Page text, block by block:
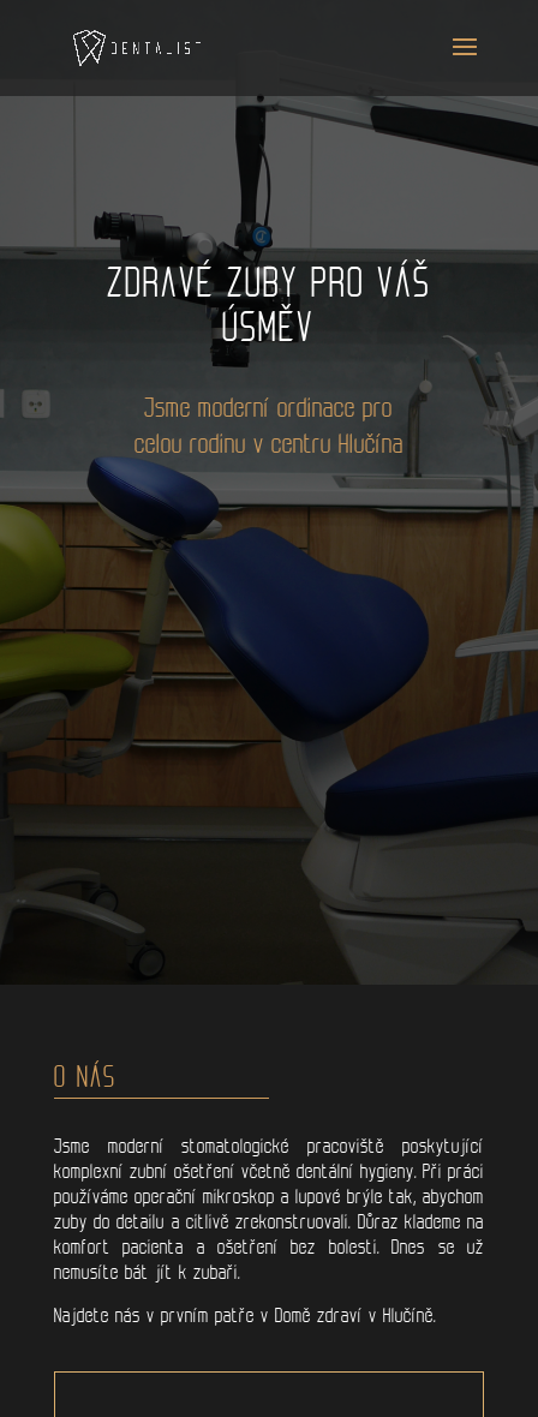
ZDRAVÉ ZUBY PRO VÁŠ
ÚSMĚV
Jsme moderní ordinace pro
celou rodinu v centru Hlučína
O NÁS
Jsme moderní stomatologické pracoviště poskytující
komplexní zubní ošetření včetně dentální hygieny. Při práci
používáme operační mikroskop a lupové brýle tak, abychom
zuby do detailu a citlivě zrekonstruovali. Důraz klademe na
komfort pacienta a ošetření bez bolesti. Dnes se už
nemusíte bát jít k zubaři.
Najdete nás v prvním patře v Domě zdraví v Hlučíně.